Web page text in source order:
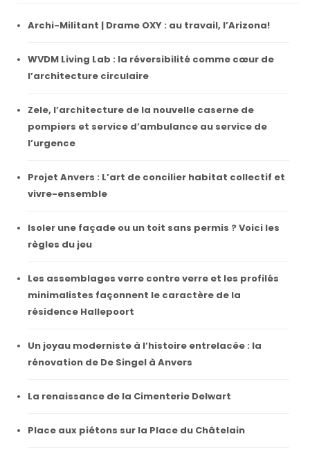
Archi-Militant | Drame OXY : au travail, l’Arizona!
WVDM Living Lab : la réversibilité comme cœur de
l’architecture circulaire
Zele, l’architecture de la nouvelle caserne de
pompiers et service d’ambulance au service de
l’urgence
Projet Anvers : L’art de concilier habitat collectif et
vivre-ensemble
Isoler une façade ou un toit sans permis ? Voici les
règles du jeu
Les assemblages verre contre verre et les profilés
minimalistes façonnent le caractère de la
résidence Hallepoort
Un joyau moderniste à l’histoire entrelacée : la
rénovation de De Singel à Anvers
La renaissance de la Cimenterie Delwart
Place aux piétons sur la Place du Châtelain